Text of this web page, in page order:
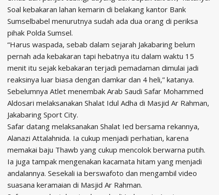
Soal kebakaran lahan kemarin di belakang kantor Bank
Sumselbabel menurutnya sudah ada dua orang di periksa
pihak Polda Sumsel.
“Harus waspada, sebab dalam sejarah Jakabaring belum
pernah ada kebakaran tapi hebatnya itu dalam waktu 15
menit itu sejak kebakaran terjadi pemadaman dimulai jadi
reaksinya luar biasa dengan damkar dan 4 heli,” katanya.
Sebelumnya Atlet menembak Arab Saudi Safar Mohammed
Aldosari melaksanakan Shalat Idul Adha di Masjid Ar Rahman,
Jakabaring Sport City.
Safar datang melaksanakan Shalat Ied bersama rekannya,
Alanazi Attalahnida. Ia cukup menjadi perhatian, karena
memakai baju Thawb yang cukup mencolok berwarna putih.
Ia juga tampak mengenakan kacamata hitam yang menjadi
andalannya. Sesekali ia berswafoto dan mengambil video
suasana keramaian di Masjid Ar Rahman.